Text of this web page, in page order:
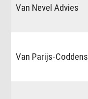
Van Nevel Advies
Van Parijs-Coddens